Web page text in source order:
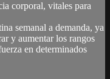
corporal, vitales para
semanal a demanda, ya
y aumentar los rangos
en determinados